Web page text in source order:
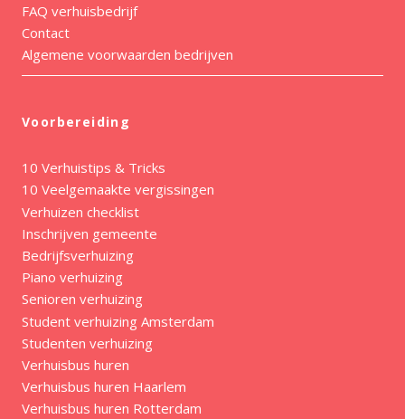
FAQ verhuisbedrijf
Contact
Algemene voorwaarden bedrijven
Voorbereiding
10 Verhuistips & Tricks
10 Veelgemaakte vergissingen
Verhuizen checklist
Inschrijven gemeente
Bedrijfsverhuizing
Piano verhuizing
Senioren verhuizing
Student verhuizing Amsterdam
Studenten verhuizing
Verhuisbus huren
Verhuisbus huren Haarlem
Verhuisbus huren Rotterdam